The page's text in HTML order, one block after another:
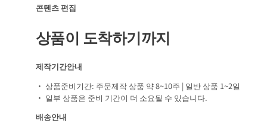
콘텐츠 편집
상품이 도착하기까지
제작기간안내
• 상품준비기간: 주문제작 상품 약 8~10주 | 일반 상품 1~2일
• 일부 상품은 준비 기간이 더 소요될 수 있습니다.
배송안내